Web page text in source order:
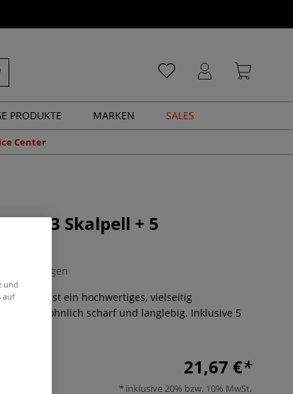
PRODUKTE MARKEN SALES
Center
Nr.3 Skalpell + 5
0 Bewertungen
Nr.3 ist ein hochwertiges, vielseitig
scharf und langlebig. Inklusive 5
21,67 €
inklusive 20% bzw. 10% MwSt,
und
auf